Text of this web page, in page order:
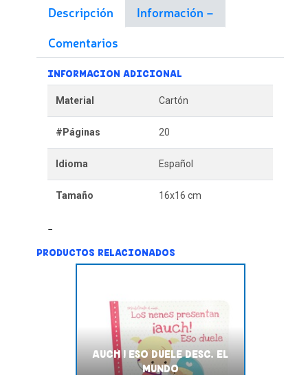
Descripción
Información
Comentarios
INFORMACION ADICIONAL
Material Cartón
#Páginas 20
Idioma Español
Tamaño 16x16 cm
PRODUCTOS RELACIONADOS
AUCH ! ESO DUELE DESC. EL
MUNDO